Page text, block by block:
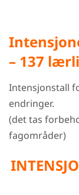
– 137
Intensjonstall
endringer.
(det tas
fagområder)